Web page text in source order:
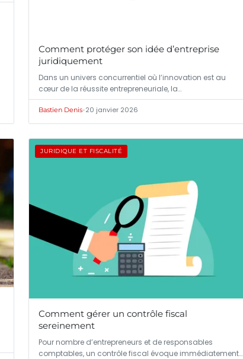
Comment protéger son idée d’entreprise
juridiquement
Dans un univers concurrentiel où l’innovation est au
cœur de la réussite entrepreneuriale, la…
Bastien Denis•20 janvier 2026
JURIDIQUE ET FISCALITÉ
Comment gérer un contrôle fiscal
sereinement
Pour nombre d’entrepreneurs et de responsables
comptables, un contrôle fiscal évoque immédiatement…